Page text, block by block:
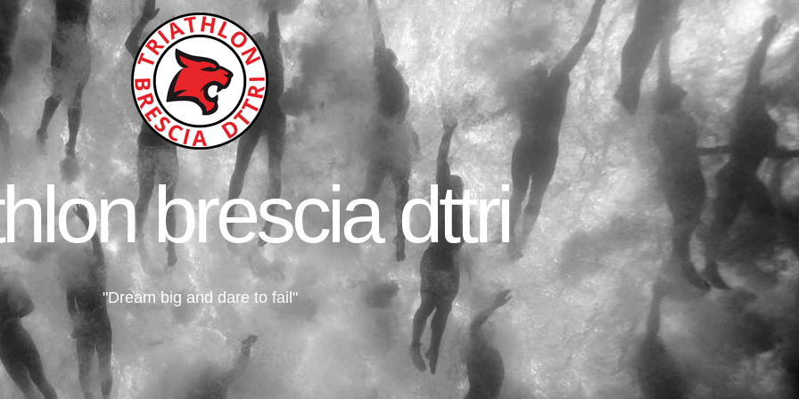
brescia dttri
"Dream big and dare to fail"